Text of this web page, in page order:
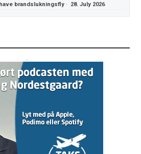
brandslukningsfly · 28. July 2026